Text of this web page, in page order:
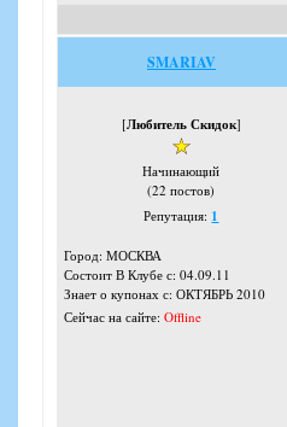
SMARIAV
[Любитель Скидок]
Начинающий
(22 постов)
Репутация: 1
Город: МОСКВА
Состоит В Клубе с: 04.09.11
Знает о купонах с: ОКТЯБРЬ 2010
Сейчас на сайте: Offline